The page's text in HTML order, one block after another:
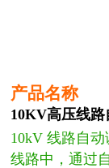
产品名称
10KV高压线
10kV 线路自
线路中，通过